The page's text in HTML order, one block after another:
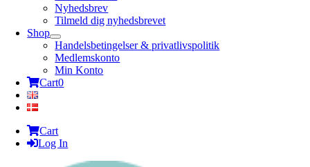
Nyhedsbrev
Tilmeld dig nyhedsbrevet
Shop
Handelsbetingelser & privatlivspolitik
Medlemskonto
Min Konto
Cart0
Cart
Log In